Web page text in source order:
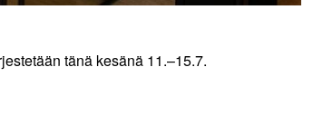
tänä kesänä 11.–15.7.